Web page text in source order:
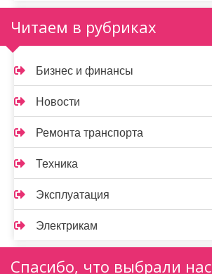
Читаем в рубриках
Бизнес и финансы
Новости
Ремонта транспорта
Техника
Эксплуатация
Электрикам
Спасибо, что выбрали нас